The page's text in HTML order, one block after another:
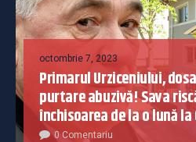
octombrie 7, 2023
Primarul Urziceniului,
purtare abuzivă! Sava
închisoarea de la o lună
0 Comentariu